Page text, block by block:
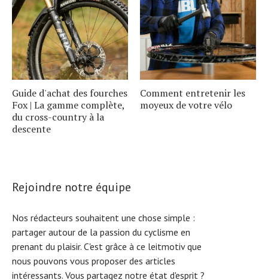
Guide d'achat des fourches
Fox | La gamme complète,
du cross-country à la
descente
Comment entretenir les
moyeux de votre vélo
Rejoindre notre équipe
Nos rédacteurs souhaitent une chose simple :
partager autour de la passion du cyclisme en
prenant du plaisir. C'est grâce à ce leitmotiv que
nous pouvons vous proposer des articles
intéressants. Vous partagez notre état d'esprit ?